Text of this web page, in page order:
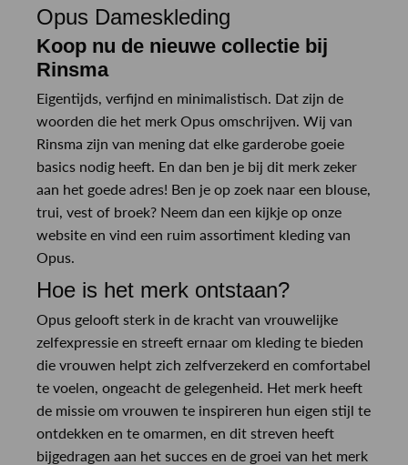
Opus Dameskleding
Koop nu de nieuwe collectie bij
Rinsma
Eigentijds, verfijnd en minimalistisch. Dat zijn de
woorden die het merk Opus omschrijven. Wij van
Rinsma zijn van mening dat elke garderobe goeie
basics nodig heeft. En dan ben je bij dit merk zeker
aan het goede adres! Ben je op zoek naar een blouse,
trui, vest of broek? Neem dan een kijkje op onze
website en vind een ruim assortiment kleding van
Opus.
Hoe is het merk ontstaan?
Opus gelooft sterk in de kracht van vrouwelijke
zelfexpressie en streeft ernaar om kleding te bieden
die vrouwen helpt zich zelfverzekerd en comfortabel
te voelen, ongeacht de gelegenheid. Het merk heeft
de missie om vrouwen te inspireren hun eigen stijl te
ontdekken en te omarmen, en dit streven heeft
bijgedragen aan het succes en de groei van het merk